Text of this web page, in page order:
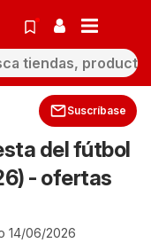
Suscríbase
del fútbol
- ofertas
14/06/2026